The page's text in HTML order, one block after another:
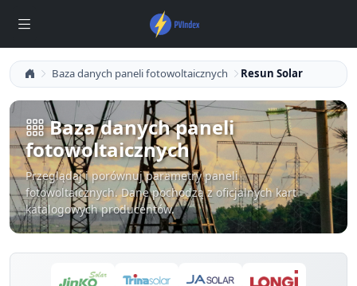
Baza danych paneli fotowoltaicznych Resun Solar
Baza danych paneli
fotowoltaicznych
Przeglądaj i porównuj parametry paneli
fotowoltaicznych. Dane pochodzą z oficjalnych kart
katalogowych producentów.